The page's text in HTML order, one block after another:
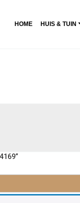
HOME HUIS & TUIN